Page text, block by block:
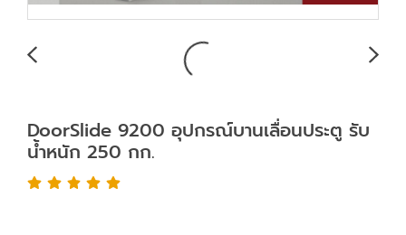
DoorSlide 9200 อุปกรณ์บานเลื่อนประตู รับ
น้ำหนัก 250 กก.